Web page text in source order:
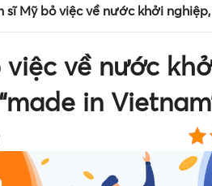
sĩ Mỹ bỏ việc về nước khởi
việc về nước
in